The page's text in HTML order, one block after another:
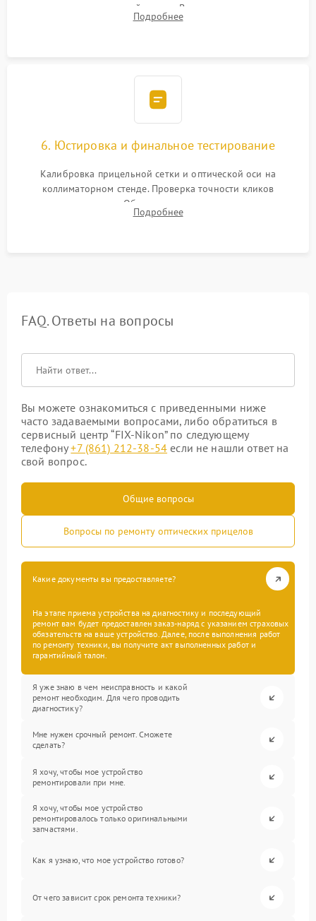
нанесение влагозащитной смазки. Вакуумирование корпуса
и заполнение его осушенным азотом или аргоном для
Подробнее
6. Юстировка и финальное тестирование
Калибровка прицельной сетки и оптической оси на
коллиматорном стенде. Проверка точности кликов
механизма поправок. Обязательное испытание прицела на
ударном стенде для проверки устойчивости к отдаче и
Подробнее
FAQ. Ответы на вопросы
Вы можете ознакомиться с приведенными ниже
часто задаваемыми вопросами, либо обратиться в
сервисный центр “FIX-Nikon” по следующему
телефону+7 (861) 212-38-54 если не нашли ответ на
свой вопрос.
Общие вопросы
Вопросы по ремонту оптических прицелов
Какие документы вы предоставляете?
На этапе приема устройства на диагностику и последующий
ремонт вам будет предоставлен заказ-наряд с указанием страховых
обязательств на ваше устройство. Далее, после выполнения работ
по ремонту техники, вы получите акт выполненных работ и
гарантийный талон.
Я уже знаю в чем неисправность и какой
ремонт необходим. Для чего проводить
диагностику?
Мне нужен срочный ремонт. Сможете
сделать?
Я хочу, чтобы мое устройство
ремонтировали при мне.
Я хочу, чтобы мое устройство
ремонтировалось только оригинальными
запчастями.
Как я узнаю, что мое устройство готово?
От чего зависит срок ремонта техники?